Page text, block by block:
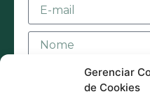
Gerenciar
de Cookies